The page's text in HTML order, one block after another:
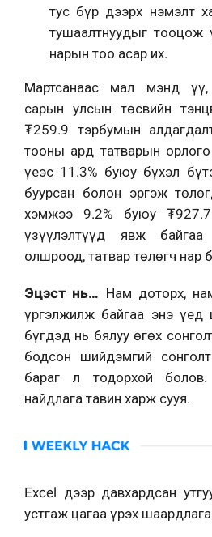
тус бүр дээрх нэмэлт
тушаалтнуудыг тооцож
нарын тоо асар их.
Мартсанаас мал мэнд үү,
сарын улсын төсвийн
₮259.9 тэрбумын
тооны ард татварын
үеэс 11.3% буюу бүхэл
буурсан болон эргэж
хэмжээ 9.2% буюу
үзүүлэлтүүд явж
олшроод, татвар төлөгч нар
Эцэст нь… Нам доторх,
үргэлжилж байгаа энэ үед
бүгдэд нь бялуу өгөх
бодсон шийдэмгий
бараг л тодорхой
найдлага тавин харж сууя.
Excel дээр давхардсан
устгаж цагаа үрэх